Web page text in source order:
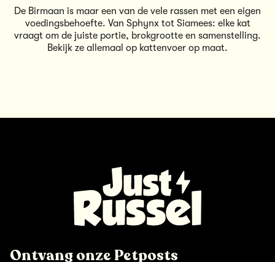
De Birmaan is maar een van de vele rassen met een eigen
voedingsbehoefte. Van Sphynx tot Siamees: elke kat
vraagt om de juiste portie, brokgrootte en samenstelling.
Bekijk ze allemaal op kattenvoer op maat.
Ontvang onze Petposts